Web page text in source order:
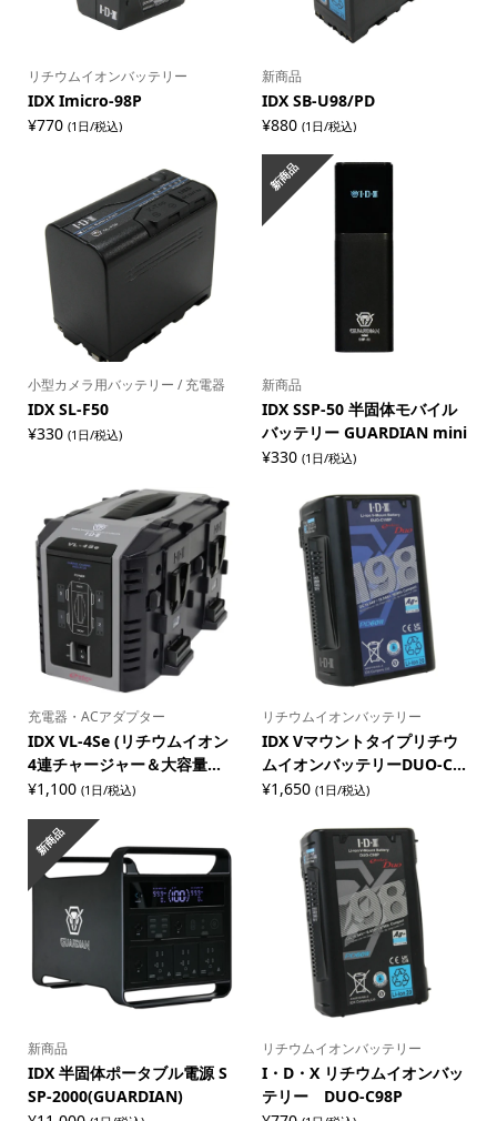
リチウムイオンバッテリー
IDX Imicro-98P
¥770 (1日/税込)
新商品
IDX SB-U98/PD
¥880 (1日/税込)
小型カメラ用バッテリー / 充電器
IDX SL-F50
¥330 (1日/税込)
新商品
新商品
IDX SSP-50 半固体モバイル
バッテリー GUARDIAN mini
¥330 (1日/税込)
充電器・ACアダプター
IDX VL-4Se (リチウムイオン
4連チャージャー＆大容量...
¥1,100 (1日/税込)
リチウムイオンバッテリー
IDX Vマウントタイプリチウ
ムイオンバッテリーDUO-C...
¥1,650 (1日/税込)
新商品
新商品
IDX 半固体ポータブル電源 S
SP-2000(GUARDIAN)
リチウムイオンバッテリー
I・D・X リチウムイオンバッ
テリー DUO-C98P